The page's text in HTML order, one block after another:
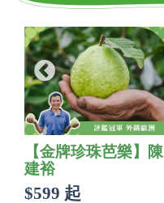
【金牌珍珠芭樂】陳
建裕
$599 起